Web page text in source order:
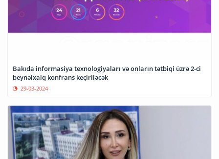
Bakıda informasiya texnologiyaları və onların tətbiqi üzrə 2-ci
beynəlxalq konfrans keçiriləcək
29-03-2024